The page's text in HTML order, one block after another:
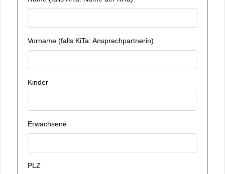
Vorname (falls KiTa: Ansprechpartnerin)
Kinder
Erwachsene
PLZ